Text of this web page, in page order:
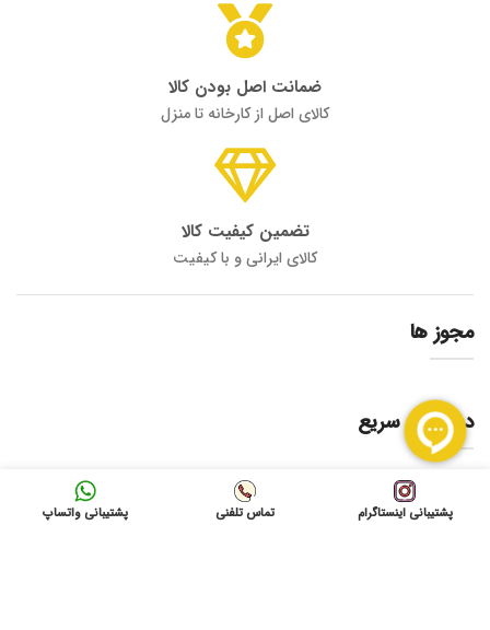
ضمانت اصل بودن کالا
کالای اصل از کارخانه تا منزل
تضمین کیفیت کالا
کالای ایرانی و با کیفیت
مجوز ها
دسترسی سریع
لیست قیمت ها
امداد برق
پشتیبانی اینستاگرام تماس تلفنی پشتیبانی واتساپ